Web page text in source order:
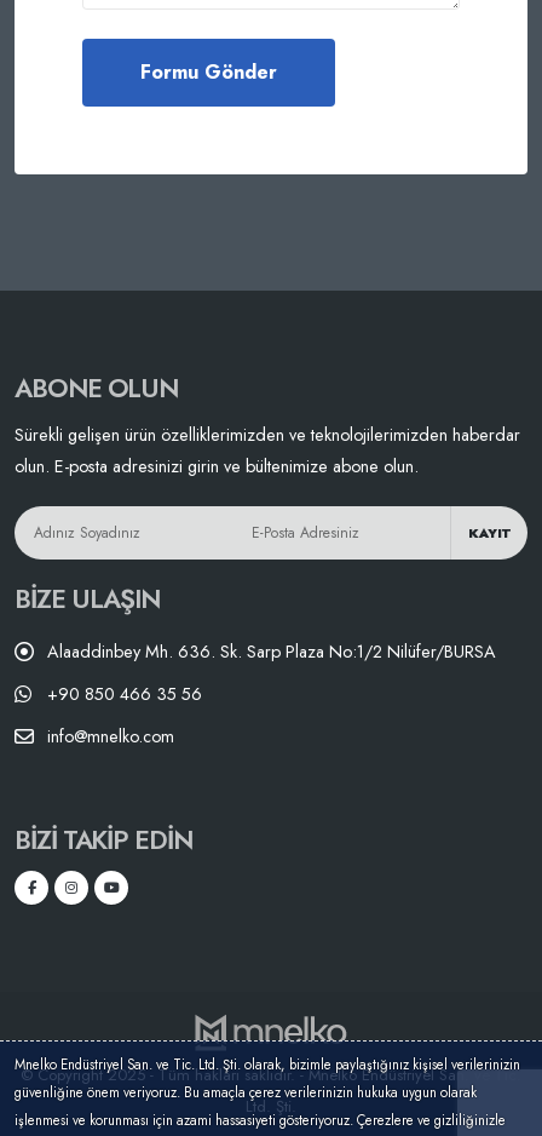
ABONE OLUN
Sürekli gelişen ürün özelliklerimizden ve teknolojilerimizden haberdar
olun. E-posta adresinizi girin ve bültenimize abone olun.
KAYIT
BIZE ULAŞIN
Alaaddinbey Mh. 636. Sk. Sarp Plaza No:1/2 Nilüfer/BURSA
+90 850 466 35 56
info@mnelko.com
BIZI TAKIP EDIN
© Copyright 2025 - Tüm hakları saklıdır. - Mnelko Endüstriyel San. ve Tic.
Ltd. Şti.
Mnelko Endüstriyel San. ve Tic. Ltd. Şti. olarak, bizimle paylaştığınız kişisel verilerinizin
güvenliğine önem veriyoruz. Bu amaçla çerez verilerinizin hukuka uygun olarak
işlenmesi ve korunması için azami hassasiyeti gösteriyoruz. Çerezlere ve gizliliğinizle